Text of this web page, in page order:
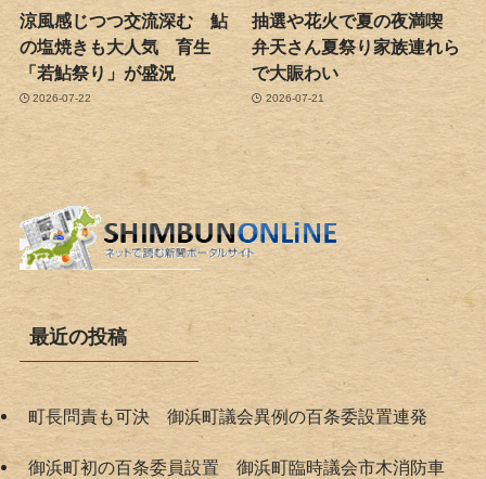
涼風感じつつ交流深む 鮎
の塩焼きも大人気 育生
「若鮎祭り」が盛況
2026-07-22
抽選や花火で夏の夜満喫
弁天さん夏祭り家族連れら
で大賑わい
2026-07-21
最近の投稿
町長問責も可決 御浜町議会異例の百条委設置連発
御浜町初の百条委員設置 御浜町臨時議会市木消防車